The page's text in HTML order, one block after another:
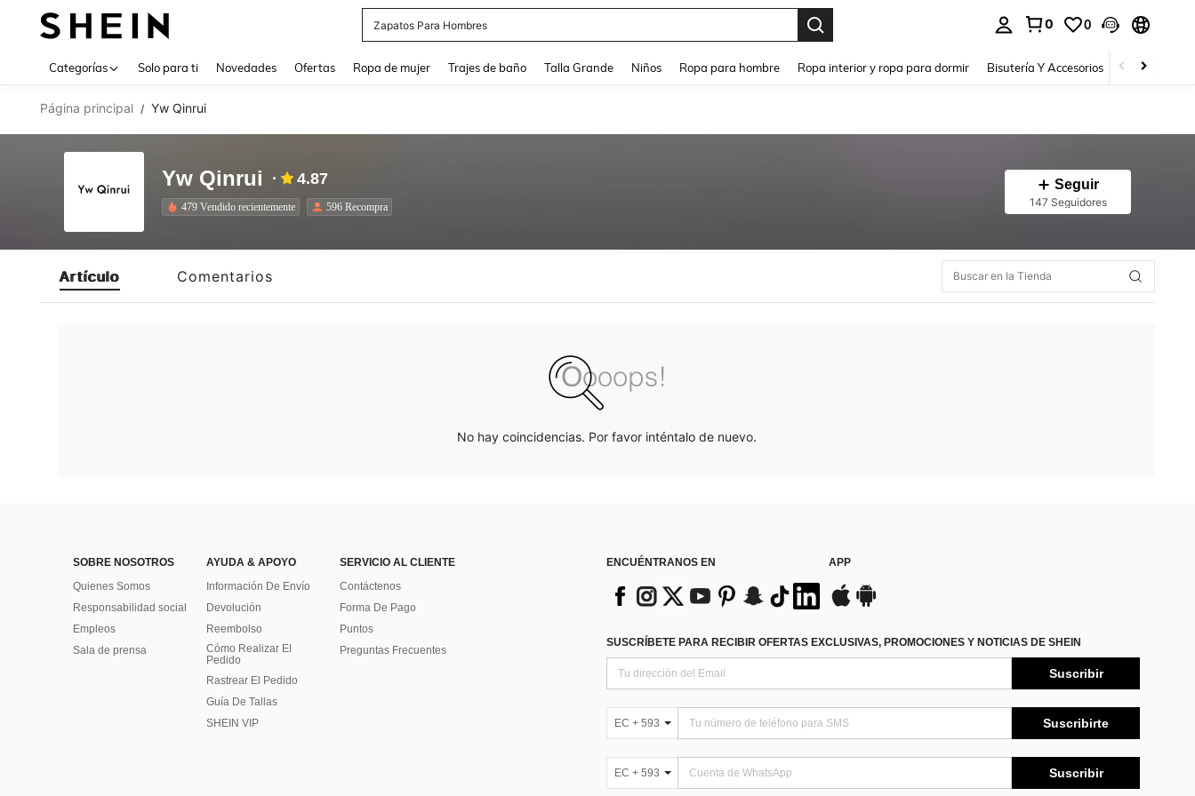
Zapatos Para Hombres
0 0
Categorías Solo para ti Novedades Ofertas Ropa de mujer Trajes de baño Talla Grande Niños Ropa para hombre Ropa interior y ropa para dormir Bisutería Y Accesorios Zapatos
Página principal / Yw Qinrui
Yw Qinrui 4.87
479 Vendido recientemente 596 Recompra
Seguir
147 Seguidores
Artículo Comentarios
No hay coincidencias. Por favor inténtalo de nuevo.
SOBRE NOSOTROS
Quienes Somos
Responsabilidad social
Empleos
Sala de prensa
AYUDA & APOYO
Información De Envío
Devolución
Reembolso
Cómo Realizar El
Pedido
Rastrear El Pedido
Guía De Tallas
SHEIN VIP
SERVICIO AL CLIENTE
Contáctenos
Forma De Pago
Puntos
Preguntas Frecuentes
ENCUÉNTRANOS EN APP
SUSCRÍBETE PARA RECIBIR OFERTAS EXCLUSIVAS, PROMOCIONES Y NOTICIAS DE SHEIN
Suscribir
EC + 593 Suscribirte
EC + 593 Suscribir